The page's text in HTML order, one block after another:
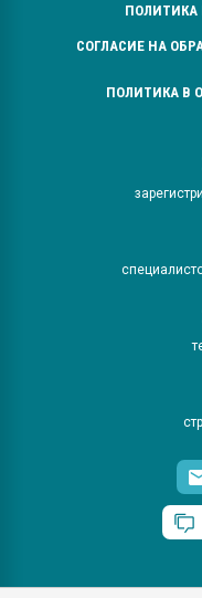
СОГЛАСИЕ НА
ПОЛИТИКА В